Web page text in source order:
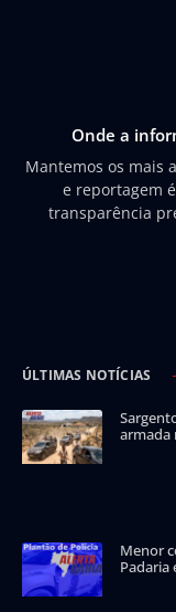
Onde a
Mantemos os mais
e reportagem
transparência
ÚLTIMAS NOTÍCIAS
armada
Menor
Padaria